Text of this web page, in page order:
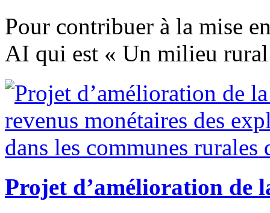
Pour contribuer à la mise
AI qui est « Un milieu
Projet d’amélioration de